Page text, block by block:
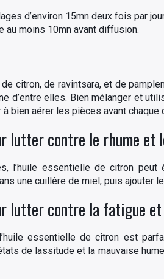
d’environ 15mn deux fois par
au moins 10mn avant diffusion.
citron, de ravintsara, et de
d’entre elles. Bien mélanger et
bien aérer les pièces avant chaque
lutter contre le rhume et
l’huile essentielle de citron
une cuillère de miel, puis ajouter
lutter contre la fatigue
essentielle de citron est
de lassitude et la mauvaise